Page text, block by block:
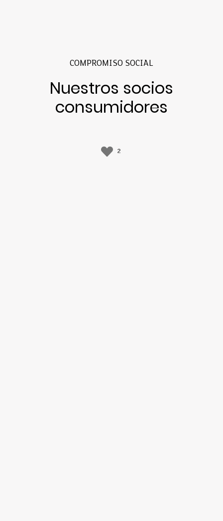
COMPROMISO SOCIAL
Nuestros socios
consumidores
2